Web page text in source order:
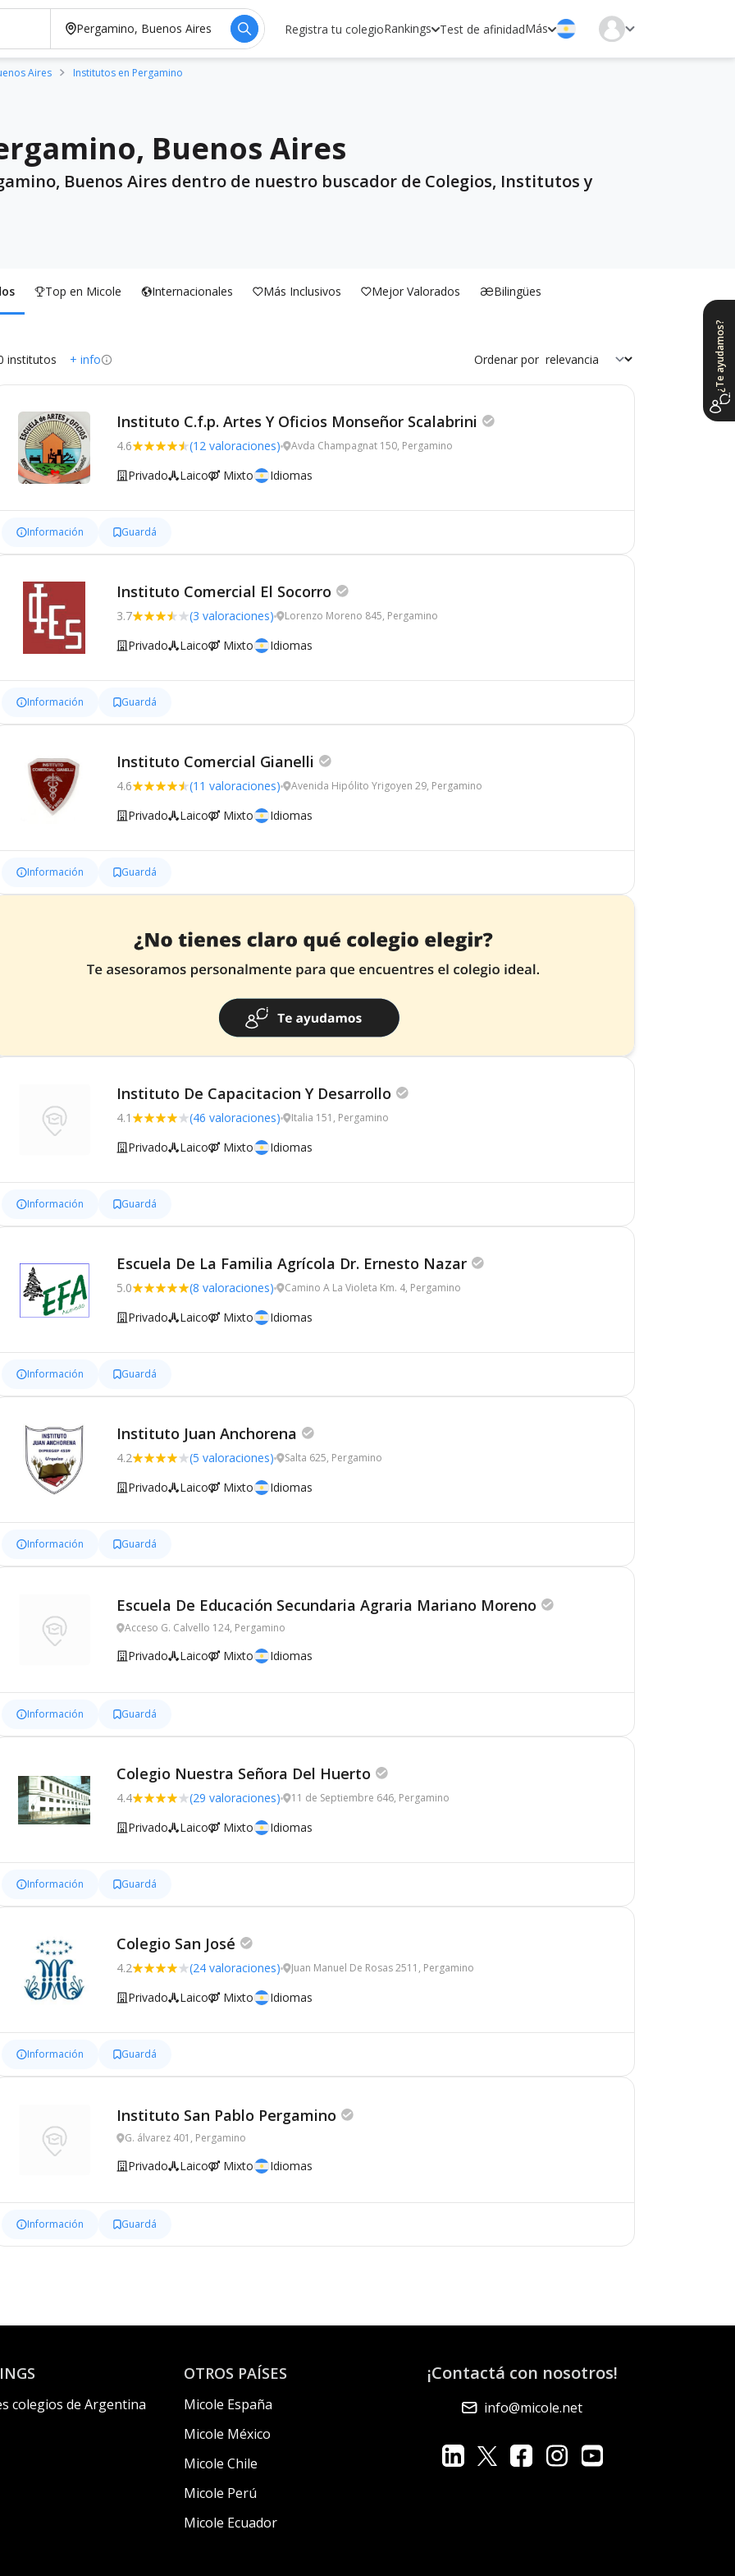
Registra tu colegioRankings Test de afinidadMás
Aires Institutos en Pergamino
Buenos Aires
Buenos Aires dentro de nuestro buscador de Colegios, Institutos y
Top en Micole Internacionales Más Inclusivos Mejor Valorados Bilingües
institutos + info Ordenar por
Instituto C.f.p. Artes Y Oficios Monseñor Scalabrini
4.6 (12 valoraciones) Avda Champagnat 150, Pergamino
Privado Laico Mixto Idiomas
Información Guardá
Instituto Comercial El Socorro
3.7 (3 valoraciones) Lorenzo Moreno 845, Pergamino
Privado Laico Mixto Idiomas
Información Guardá
Instituto Comercial Gianelli
4.6 (11 valoraciones) Avenida Hipólito Yrigoyen 29, Pergamino
Privado Laico Mixto Idiomas
Información Guardá
Instituto De Capacitacion Y Desarrollo
4.1 (46 valoraciones) Italia 151, Pergamino
Privado Laico Mixto Idiomas
Información Guardá
Escuela De La Familia Agrícola Dr. Ernesto Nazar
5.0 (8 valoraciones) Camino A La Violeta Km. 4, Pergamino
Privado Laico Mixto Idiomas
Información Guardá
Instituto Juan Anchorena
4.2 (5 valoraciones) Salta 625, Pergamino
Privado Laico Mixto Idiomas
Información Guardá
Escuela De Educación Secundaria Agraria Mariano Moreno
Acceso G. Calvello 124, Pergamino
Privado Laico Mixto Idiomas
Información Guardá
Colegio Nuestra Señora Del Huerto
4.4 (29 valoraciones) 11 de Septiembre 646, Pergamino
Privado Laico Mixto Idiomas
Información Guardá
Colegio San José
4.2 (24 valoraciones) Juan Manuel De Rosas 2511, Pergamino
Privado Laico Mixto Idiomas
Información Guardá
Instituto San Pablo Pergamino
G. álvarez 401, Pergamino
Privado Laico Mixto Idiomas
Información Guardá
¿Te ayudamos?
colegios de Argentina
OTROS PAÍSES
Micole España
Micole México
Micole Chile
Micole Perú
Micole Ecuador
¡Contactá con nosotros!
info@micole.net